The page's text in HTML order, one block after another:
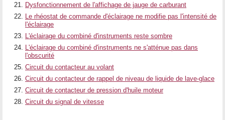
Dysfonctionnement de l'affichage de jauge de carburant
Le rhéostat de commande d'éclairage ne modifie pas l'intensité de
l'éclairage
L'éclairage du combiné d'instruments reste sombre
L'éclairage du combiné d'instruments ne s'atténue pas dans
l'obscurité
Circuit du contacteur au volant
Circuit du contacteur de rappel de niveau de liquide de lave-glace
Circuit de contacteur de pression d'huile moteur
Circuit du signal de vitesse